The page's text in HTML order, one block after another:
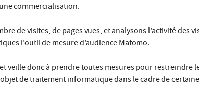
commercialisation.
de visites, de pages vues, et analysons l’activité des
l’outil de mesure d’audience Matomo.
veille donc à prendre toutes mesures pour
de traitement informatique dans le cadre de